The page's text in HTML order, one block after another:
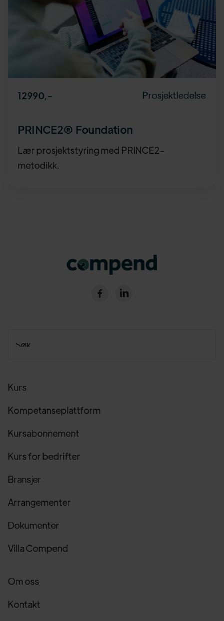
12990,- Prosjektledelse
PRINCE2® Foundation
Lær prosjektstyring med PRINCE2-
metodikk.
 
Kurs
Kompetanseplattform
Kursabonnement
Kurs for bedrifter
Bransjer
Arrangementer
Dokumenter
Villa Compend
Om oss
Kontakt